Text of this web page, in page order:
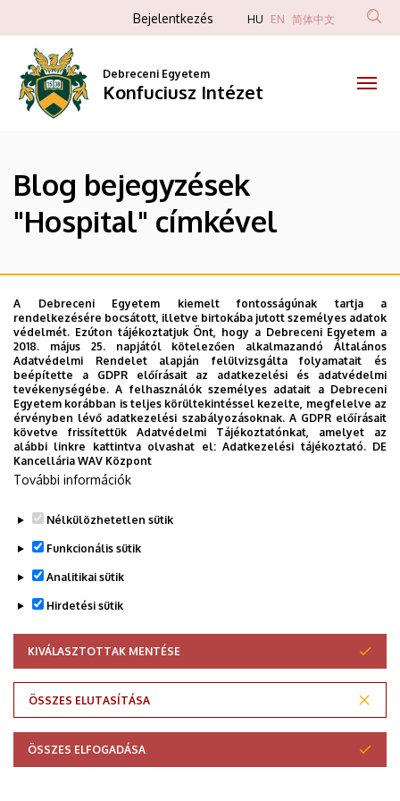
Konfuciusz
Intézet
a
tartalomra
Anonim
fiók
menüje
Bejelentkezés HU EN 简体中文
Debreceni Egyetem
Konfuciusz Intézet
Blog bejegyzések
"Hospital" címkével
Adatvédelem
Szerzői jog © 2026 Unideb
A Debreceni Egyetem kiemelt fontosságúnak tartja a
rendelkezésére bocsátott, illetve birtokába jutott személyes adatok
védelmét. Ezúton tájékoztatjuk Önt, hogy a Debreceni Egyetem a
2018. május 25. napjától kötelezően alkalmazandó Általános
Adatvédelmi Rendelet alapján felülvizsgálta folyamatait és
beépítette a GDPR előírásait az adatkezelési és adatvédelmi
tevékenységébe. A felhasználók személyes adatait a Debreceni
Egyetem korábban is teljes körültekintéssel kezelte, megfelelve az
érvényben lévő adatkezelési szabályozásoknak. A GDPR előírásait
követve frissítettük Adatvédelmi Tájékoztatónkat, amelyet az
alábbi linkre kattintva olvashat el:Adatkezelési tájékoztató. DE
Kancellária WAV Központ
További információk
Nélkülözhetetlen sütik
Funkcionális sütik
Analitikai sütik
Hirdetési sütik
KIVÁLASZTOTTAK MENTÉSE
ÖSSZES ELUTASÍTÁSA
WITHDRAW CONSENT
ÖSSZES ELFOGADÁSA